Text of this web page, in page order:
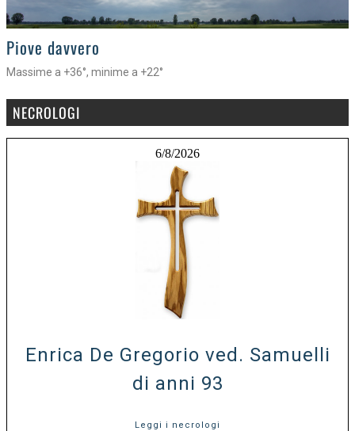
>
Piove davvero
Massime a +36°, minime a +22°
NECROLOGI
6/8/2026
Enrica De Gregorio ved. Samuelli
di anni 93
Leggi i necrologi